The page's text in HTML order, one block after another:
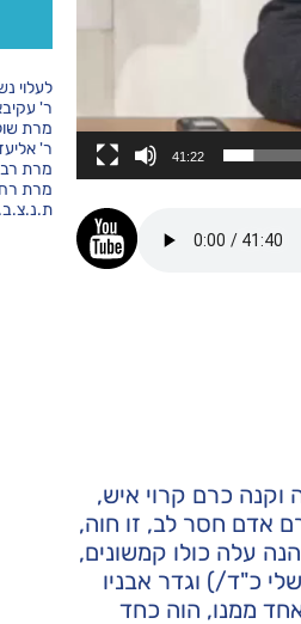
41:22
כרם קרוי איש,
אדם חסר לב, זו חוה,
עלה כולו קמשונים,
כ"ד/) וגדר אבניו
ממנו, הוה כחד
לעלוי
ר'
מרת
ר'
מרת
מרת